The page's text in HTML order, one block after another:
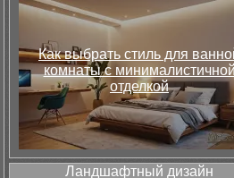
Как выбрать стиль для
комнаты с минималистичной
отделкой
Ландшафтный дизайн